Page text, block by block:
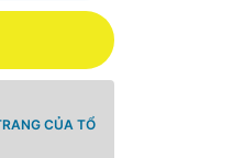
CỦA TỔ